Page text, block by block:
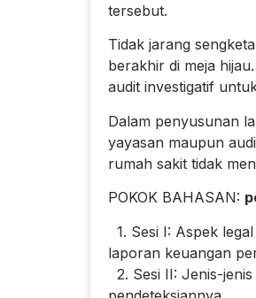
tersebut.
Tidak jarang
berakhir di meja
audit investigatif
Dalam penyusunan
yayasan maupun
rumah sakit tidak
POKOK BAHASAN:
1. Sesi I: Aspek
laporan keuangan
2. Sesi II: Jenis-